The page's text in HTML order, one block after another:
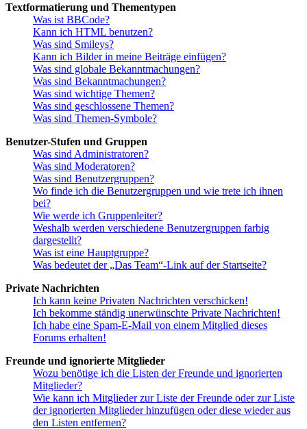
Textformatierung und Thementypen
Was ist BBCode?
Kann ich HTML benutzen?
Was sind Smileys?
Kann ich Bilder in meine Beiträge einfügen?
Was sind globale Bekanntmachungen?
Was sind Bekanntmachungen?
Was sind wichtige Themen?
Was sind geschlossene Themen?
Was sind Themen-Symbole?
Benutzer-Stufen und Gruppen
Was sind Administratoren?
Was sind Moderatoren?
Was sind Benutzergruppen?
Wo finde ich die Benutzergruppen und wie trete ich ihnen
bei?
Wie werde ich Gruppenleiter?
Weshalb werden verschiedene Benutzergruppen farbig
dargestellt?
Was ist eine Hauptgruppe?
Was bedeutet der „Das Team“-Link auf der Startseite?
Private Nachrichten
Ich kann keine Privaten Nachrichten verschicken!
Ich bekomme ständig unerwünschte Private Nachrichten!
Ich habe eine Spam-E-Mail von einem Mitglied dieses
Forums erhalten!
Freunde und ignorierte Mitglieder
Wozu benötige ich die Listen der Freunde und ignorierten
Mitglieder?
Wie kann ich Mitglieder zur Liste der Freunde oder zur Liste
der ignorierten Mitglieder hinzufügen oder diese wieder aus
den Listen entfernen?